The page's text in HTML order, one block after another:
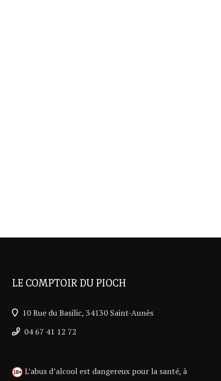
LE COMPTOIR DU PIOCH
10 Rue du Basilic, 34130 Saint-Aunès
04 67 41 12 72
L’abus d’alcool est dangereux pour la santé, à